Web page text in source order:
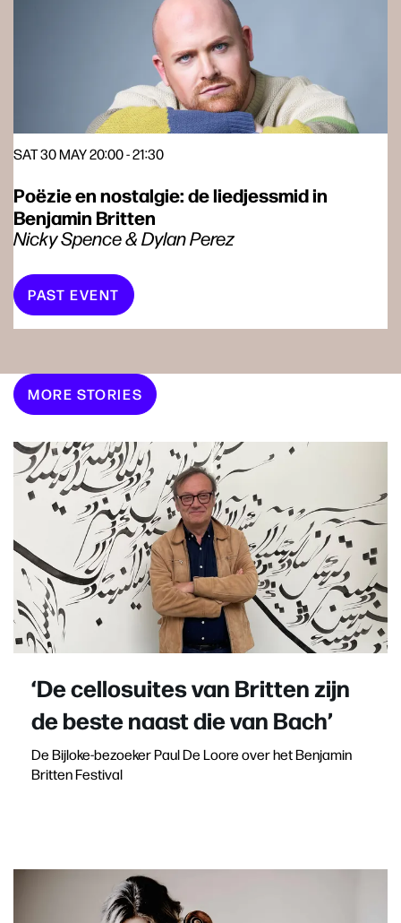
Poëzie en nostalgie: de liedjessmid in
Benjamin Britten
Nicky Spence & Dylan Perez
SAT 30 MAY20:00 - 21:30
PAST EVENT
MORE STORIES
‘De cellosuites van Britten zijn
de beste naast die van Bach’
De Bijloke-bezoeker Paul De Loore over het Benjamin
Britten Festival